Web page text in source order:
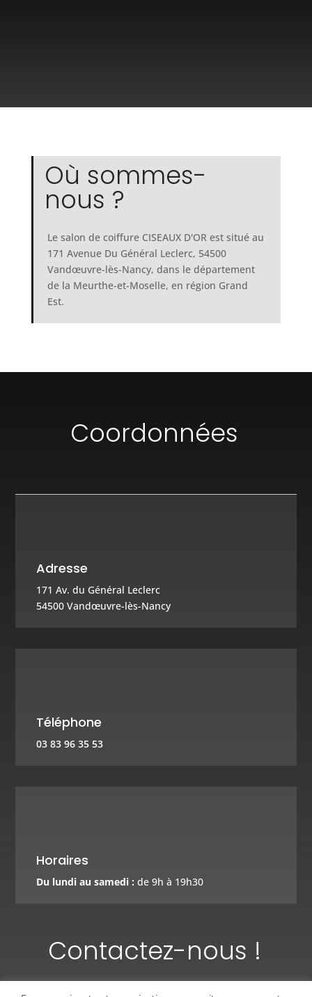
Où sommes-
nous ?
Le salon de coiffure CISEAUX D'OR est situé au
171 Avenue Du Général Leclerc, 54500
Vandœuvre-lès-Nancy, dans le département
de la Meurthe-et-Moselle, en région Grand
Est.
Coordonnées
Adresse
171 Av. du Général Leclerc
54500 Vandœuvre-lès-Nancy
Téléphone
03 83 96 35 53
Horaires
Du lundi au samedi : de 9h à 19h30
Contactez-nous !